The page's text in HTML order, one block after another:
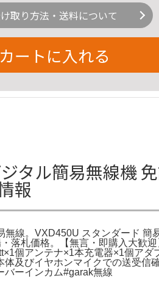
取り方法・送料について
カートに入れる
タル簡易無線機
報
無線。VXD450U スタンダード 簡
落札価格。【無言・即購入大歓
個アンテナ×1本充電器×1個ア
体及びイヤホンマイクでの送受
バーインカム#garak無線